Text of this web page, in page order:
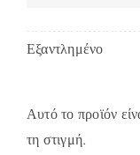
Εξαντλημένο
Αυτό το προϊόν
τη στιγμή.